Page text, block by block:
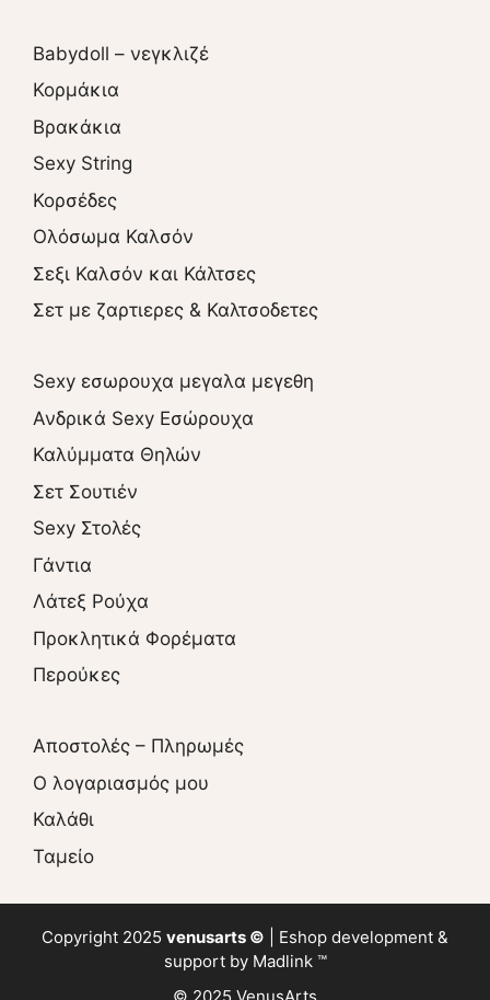
Babydoll – νεγκλιζέ
Κορμάκια
Βρακάκια
Sexy String
Κορσέδες
Ολόσωμα Καλσόν
Σεξι Καλσόν και Κάλτσες
Σετ με ζαρτιερες & Καλτσοδετες
Sexy εσωρουχα μεγαλα μεγεθη
Ανδρικά Sexy Εσώρουχα
Καλύμματα Θηλών
Σετ Σουτιέν
Sexy Στολές
Γάντια
Λάτεξ Ρούχα
Προκλητικά Φορέματα
Περούκες
Αποστολές – Πληρωμές
O λογαριασμός μου
Καλάθι
Ταμείο
Copyright 2025 venusarts © Eshop development &
support by Madlink ™